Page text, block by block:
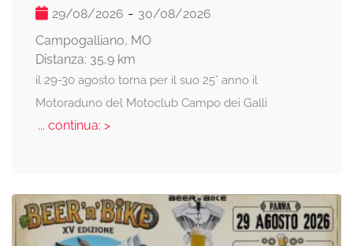
29/08/2026 - 30/08/2026
Campogalliano, MO
Distanza: 35,9 km
il 29-30 agosto torna per il suo 25° anno il
Motoraduno del Motoclub Campo dei Galli
... continua: >